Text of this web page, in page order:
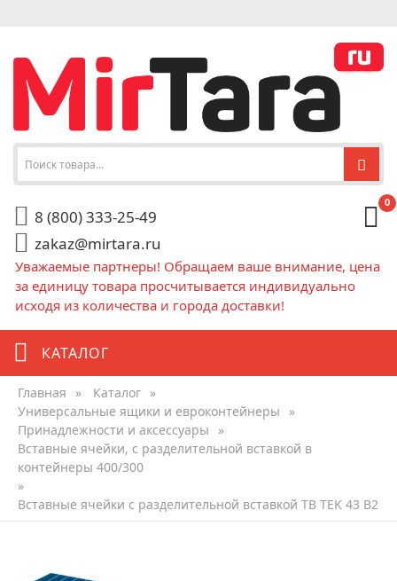
8 (800) 333-25-49
zakaz@mirtara.ru
0
Уважаемые партнеры! Обращаем ваше внимание, цена
за единицу товара просчитывается индивидуально
исходя из количества и города доставки!
КАТАЛОГ
Главная » Каталог »
Универсальные ящики и евроконтейнеры
»
Принадлежности и аксессуары
»
Вставные ячейки, с разделительной вставкой в
контейнеры 400/300
»
Вставные ячейки с разделительной вставкой TB TEK 43 В2